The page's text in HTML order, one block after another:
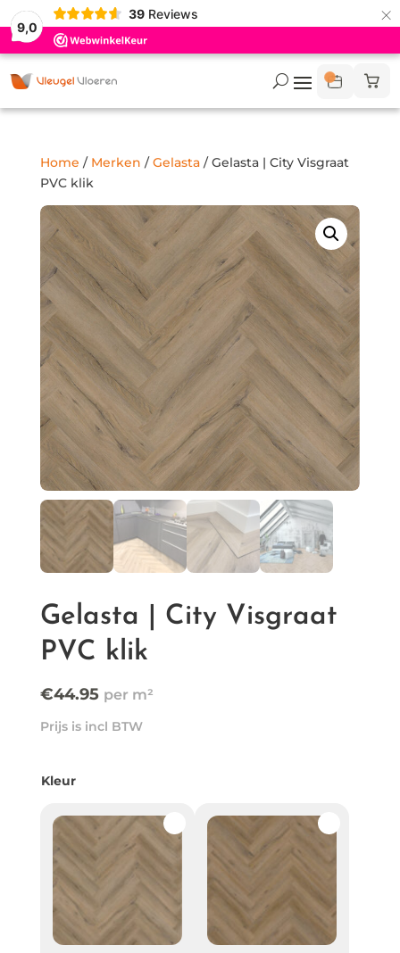
9,0
39 Reviews ×
Home / Merken /Gelasta/ Gelasta | City Visgraat
PVC klik
Gelasta | City Visgraat
PVC klik
€44.95
Prijs is incl BTW
Kleur
City Visgraat 5700 City Visgraat 5701